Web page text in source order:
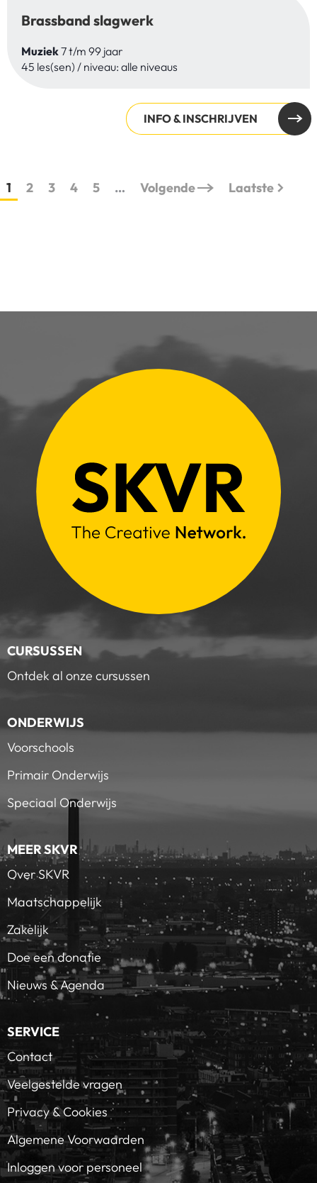
Brassband slagwerk
Muziek7 t/m 99 jaar
45 les(sen) / niveau: alle niveaus
INFO & INSCHRIJVEN
1 2 3 4 5 … Volgende Laatste
CURSUSSEN
Ontdek al onze cursussen
ONDERWIJS
Voorschools
Primair Onderwijs
Speciaal Onderwijs
MEER SKVR
Over SKVR
Maatschappelijk
Zakelijk
Doe een donatie
Nieuws & Agenda
SERVICE
Contact
Veelgestelde vragen
Privacy & Cookies
Algemene Voorwaarden
Inloggen voor personeel